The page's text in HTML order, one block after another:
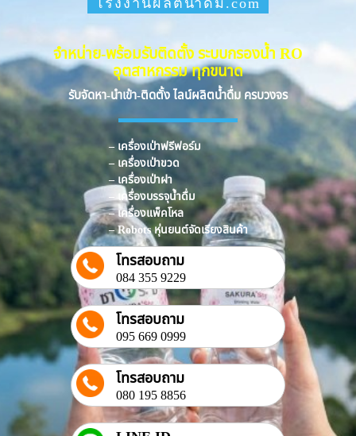
จำหน่าย-พร้อมรับติดตั้ง ระบบกรองน้ำ RO
อุตสาหกรรม ทุกขนาด
รับจัดหา-นำเข้า-ติดตั้ง ไลน์ผลิตน้ำดื่ม ครบวงจร
– เครื่องเป่าฟรีฟอร์ม
– เครื่องเป่าขวด
– เครื่องเป่าฝา
– เครื่องบรรจุน้ำดื่ม
– เครื่องแพ็คโหล
– Robots หุ่นยนต์จัดเรียงสินค้า
โทรสอบถาม
084 355 9229
โทรสอบถาม
095 669 0999
โทรสอบถาม
080 195 8856